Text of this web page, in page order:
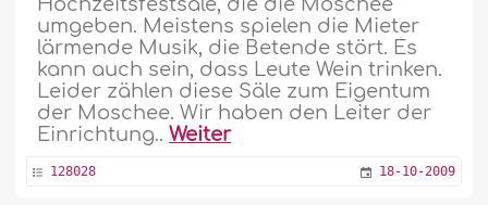
Hochzeitsfestsäle, die die Moschee
umgeben. Meistens spielen die Mieter
lärmende Musik, die Betende stört. Es
kann auch sein, dass Leute Wein trinken.
Leider zählen diese Säle zum Eigentum
der Moschee. Wir haben den Leiter der
Einrichtung..Weiter
128028 18-10-2009